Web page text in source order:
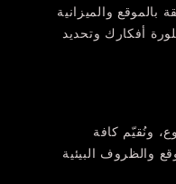
والميزانية
أفكارك وتحديد
ونُقيّم كافة
والظروف البيئية